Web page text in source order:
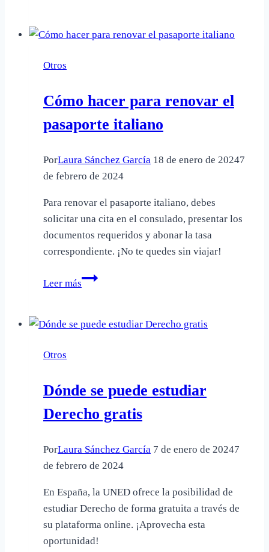
de
RUT
Otros
Cómo hacer para renovar el
pasaporte italiano
PorLaura Sánchez García 18 de enero de 20247
de febrero de 2024
Para renovar el pasaporte italiano, debes
solicitar una cita en el consulado, presentar los
documentos requeridos y abonar la tasa
correspondiente. ¡No te quedes sin viajar!
Leer más
Cómo
renovar
Otros
Dónde se puede estudiar
Derecho gratis
PorLaura Sánchez García 7 de enero de 20247
de febrero de 2024
En España, la UNED ofrece la posibilidad de
estudiar Derecho de forma gratuita a través de
su plataforma online. ¡Aprovecha esta
oportunidad!